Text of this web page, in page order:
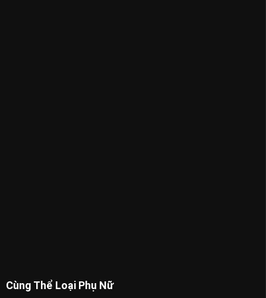
Cùng Thể Loại Phụ Nữ